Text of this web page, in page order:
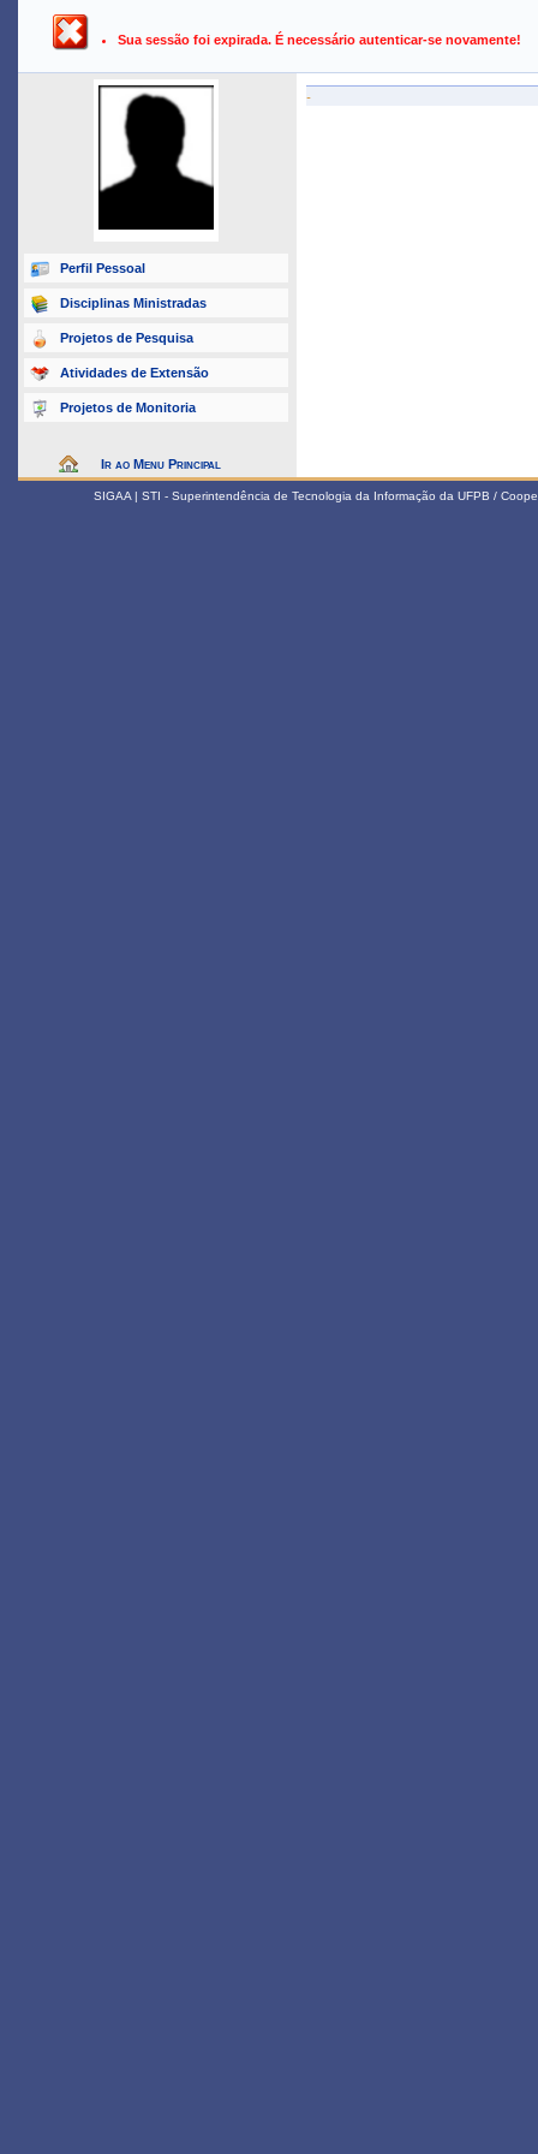
UFPB ›
Sua sessão foi expirada. É necessário autenticar-se novamente!
Perfil Pessoal
Disciplinas Ministradas
Projetos de Pesquisa
Atividades de Extensão
Projetos de Monitoria
Ir ao Menu Principal
-
SIGAA | STI - Superintendência de Tecnologia da Informação da UFPB /